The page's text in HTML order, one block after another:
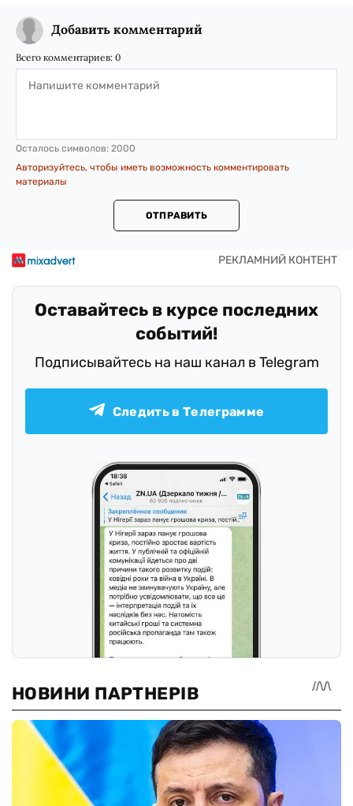
Добавить комментарий
Всего комментариев: 0
Осталось символов: 2000
Авторизуйтесь, чтобы иметь возможность комментировать
материалы
ОТПРАВИТЬ
Оставайтесь в курсе последних
событий!
Подписывайтесь на наш канал в Telegram
Следить в Телеграмме